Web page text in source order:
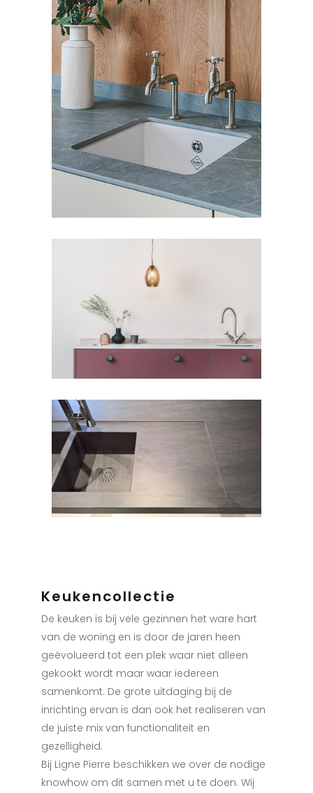
Keukencollectie
De keuken is bij vele gezinnen het ware hart
van de woning en is door de jaren heen
geëvolueerd tot een plek waar niet alleen
gekookt wordt maar waar iedereen
samenkomt. De grote uitdaging bij de
inrichting ervan is dan ook het realiseren van
de juiste mix van functionaliteit en
gezelligheid.
Bij Ligne Pierre beschikken we over de nodige
knowhow om dit samen met u te doen. Wij